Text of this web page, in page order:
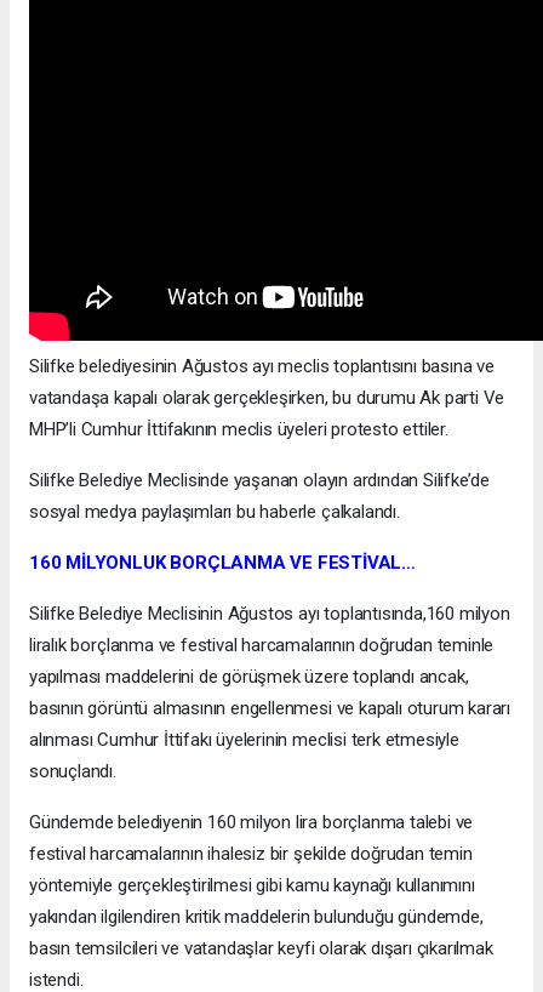
Silifke belediyesinin Ağustos ayı meclis toplantısını basına ve
vatandaşa kapalı olarak gerçekleşirken, bu durumu Ak parti Ve
MHP’li Cumhur İttifakının meclis üyeleri protesto ettiler.
Silifke Belediye Meclisinde yaşanan olayın ardından Silifke’de
sosyal medya paylaşımları bu haberle çalkalandı.
160 MİLYONLUK BORÇLANMA VE FESTİVAL…
Silifke Belediye Meclisinin Ağustos ayı toplantısında,160 milyon
liralık borçlanma ve festival harcamalarının doğrudan teminle
yapılması maddelerini de görüşmek üzere toplandı ancak,
basının görüntü almasının engellenmesi ve kapalı oturum kararı
alınması Cumhur İttifakı üyelerinin meclisi terk etmesiyle
sonuçlandı.
Gündemde belediyenin 160 milyon lira borçlanma talebi ve
festival harcamalarının ihalesiz bir şekilde doğrudan temin
yöntemiyle gerçekleştirilmesi gibi kamu kaynağı kullanımını
yakından ilgilendiren kritik maddelerin bulunduğu gündemde,
basın temsilcileri ve vatandaşlar keyfi olarak dışarı çıkarılmak
istendi.